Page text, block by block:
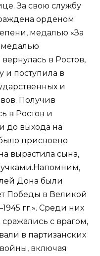
За свою службу
орденом
медалью «За
медалью
в Ростов,
поступила в
и
Получив
в Ростов и
до выхода на
присвоено
вырастила сына,
Дона были
Победы в Великой
гг.». Среди них
с врагом,
в партизанских
включая